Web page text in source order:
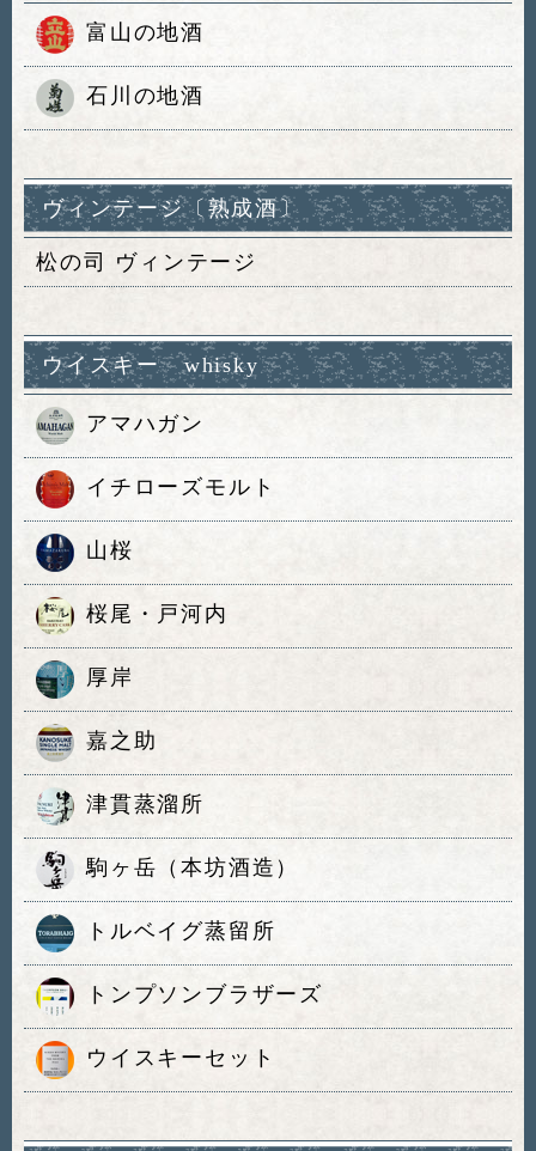
富山の地酒
石川の地酒
ヴィンテージ〔熟成酒〕
松の司 ヴィンテージ
ウイスキー whisky
アマハガン
イチローズモルト
山桜
桜尾・戸河内
厚岸
嘉之助
津貫蒸溜所
駒ヶ岳（本坊酒造）
トルベイグ蒸留所
トンプソンブラザーズ
ウイスキーセット